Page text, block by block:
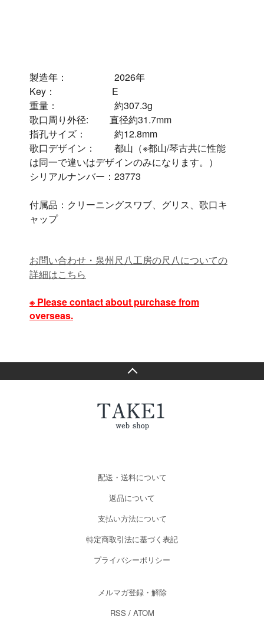
製造年： 2026年
Key： E
重量： 約307.3g
歌口周り外径: 直径約31.7mm
指孔サイズ： 約12.8mm
歌口デザイン： 都山（※都山/琴古共に性能
は同一で違いはデザインのみになります。）
シリアルナンバー：23773
付属品：クリーニングスワブ、グリス、歌口キ
ャップ
お問い合わせ・泉州尺八工房の尺八についての
詳細はこちら
※ Please contact about purchase from
overseas.
配送・送料について
返品について
支払い方法について
特定商取引法に基づく表記
プライバシーポリシー
メルマガ登録・解除
RSS / ATOM